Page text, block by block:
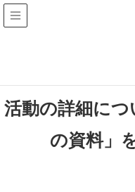
活動の詳細につ
の資料」